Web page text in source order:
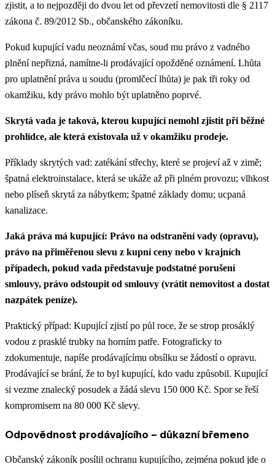
zjistit, a to nejpozději do dvou let od převzetí nemovitosti dle § 2117
zákona č. 89/2012 Sb., občanského zákoníku.
Pokud kupující vadu neoznámí včas, soud mu právo z vadného
plnění nepřizná, namítne-li prodávající opožděné oznámení. Lhůta
pro uplatnění práva u soudu (promlčecí lhůta) je pak tři roky od
okamžiku, kdy právo mohlo být uplatněno poprvé.
Skrytá vada je taková, kterou kupující nemohl zjistit při běžné
prohlídce, ale která existovala už v okamžiku prodeje.
Příklady skrytých vad: zatékání střechy, které se projeví až v zimě;
špatná elektroinstalace, která se ukáže až při plném provozu; vlhkost
nebo plíseň skrytá za nábytkem; špatné základy domu; ucpaná
kanalizace.
Jaká práva má kupující: Právo na odstranění vady (opravu),
právo na přiměřenou slevu z kupní ceny nebo v krajních
případech, pokud vada představuje podstatné porušení
smlouvy, právo odstoupit od smlouvy (vrátit nemovitost a dostat
nazpátek peníze).
Praktický případ: Kupující zjistí po půl roce, že se strop prosáklý
vodou z prasklé trubky na horním patře. Fotograficky to
zdokumentuje, napíše prodávajícímu obsílku se žádostí o opravu.
Prodávající se brání, že to byl kupující, kdo vadu způsobil. Kupující
si vezme znalecký posudek a žádá slevu 150 000 Kč. Spor se řeší
kompromisem na 80 000 Kč slevy.
Odpovědnost prodávajícího – důkazní břemeno
Občanský zákoník posílil ochranu kupujícího, zejména pokud jde o